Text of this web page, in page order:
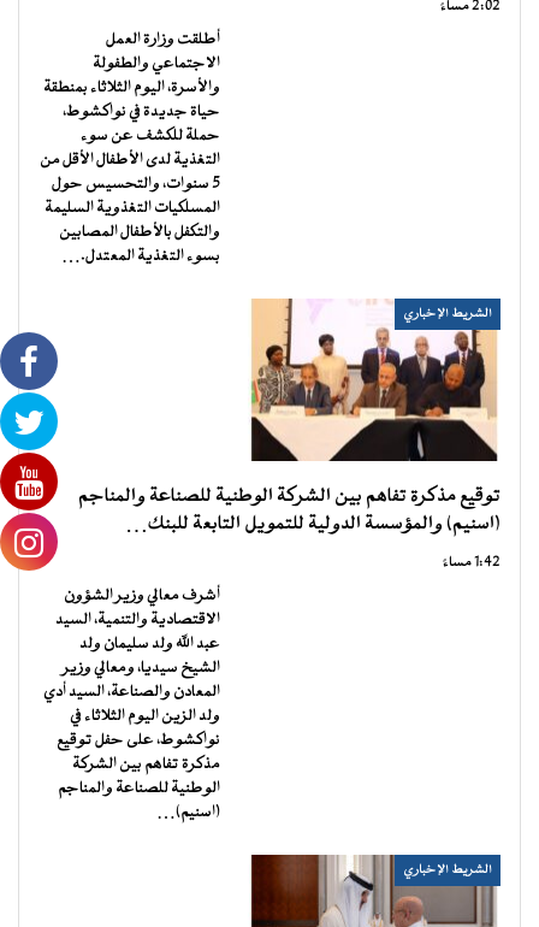
2:02 مساءً
أطلقت وزارة العمل
الاجتماعي والطفولة
والأسرة، اليوم الثلاثاء بمنطقة
حياة جديدة في نواكشوط،
حملة للكشف عن سوء
التغذية لدى الأطفال الأقل من
5 سنوات، والتحسيس حول
المسلكيات التغذوية السليمة
والتكفل بالأطفال المصابين
بسوء التغذية المعتدل.…
الشريط الإخباري
توقيع مذكرة تفاهم بين الشركة الوطنية للصناعة والمناجم
(اسنيم) والمؤسسة الدولية للتمويل التابعة للبنك…
1:42 مساءً
أشرف معالي وزير الشؤون
الاقتصادية والتنمية، السيد
عبد الله ولد سليمان ولد
الشيخ سيديا، ومعالي وزير
المعادن والصناعة، السيد أدي
ولد الزين اليوم الثلاثاء في
نواكشوط، على حفل توقيع
مذكرة تفاهم بين الشركة
الوطنية للصناعة والمناجم
(اسنيم)…
الشريط الإخباري